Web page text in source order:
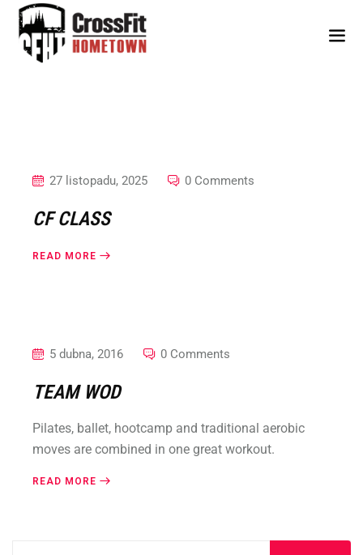
Skip
content
27 listopadu, 2025 0 Comments
CF CLASS
READ MORE
5 dubna, 2016 0 Comments
TEAM WOD
Pilates, ballet, hootcamp and traditional aerobic
moves are combined in one great workout.
READ MORE